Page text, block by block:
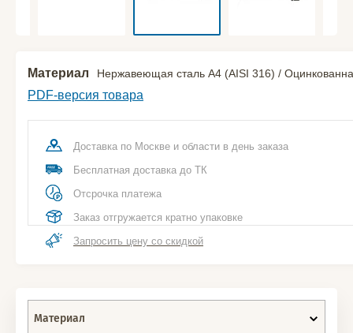
Материал Нержавеющая сталь A4 (AISI 316) /
PDF-версия товара
Доставка по Москве и области в день заказа
Бесплатная доставка до ТК
Отсрочка платежа
Заказ отгружается кратно упаковке
Запросить цену со скидкой
Материал